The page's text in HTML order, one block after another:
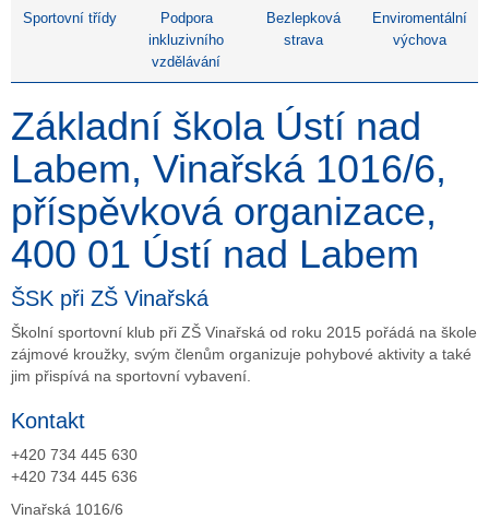
Sportovní třídy
Podpora
inkluzivního
vzdělávání
Bezlepková
strava
Enviromentální
výchova
Základní škola Ústí nad
Labem, Vinařská 1016/6,
příspěvková organizace,
400 01 Ústí nad Labem
ŠSK při ZŠ Vinařská
Školní sportovní klub při ZŠ Vinařská od roku 2015 pořádá na škole
zájmové kroužky, svým členům organizuje pohybové aktivity a také
jim přispívá na sportovní vybavení.
Kontakt
+420 734 445 630
+420 734 445 636
Vinařská 1016/6